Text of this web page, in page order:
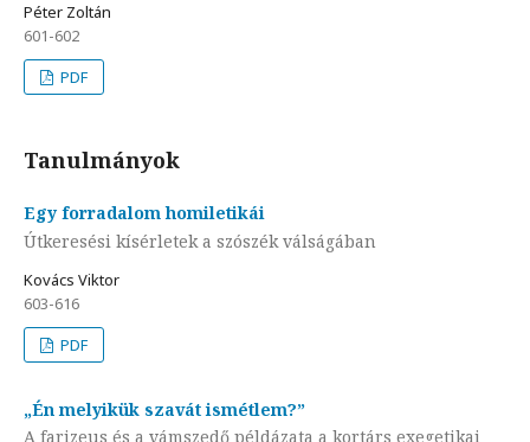
Péter Zoltán
601-602
PDF
Tanulmányok
Egy forradalom homiletikái
Útkeresési kísérletek a szószék válságában
Kovács Viktor
603-616
PDF
„Én melyikük szavát ismétlem?”
A farizeus és a vámszedő példázata a kortárs exegetikai